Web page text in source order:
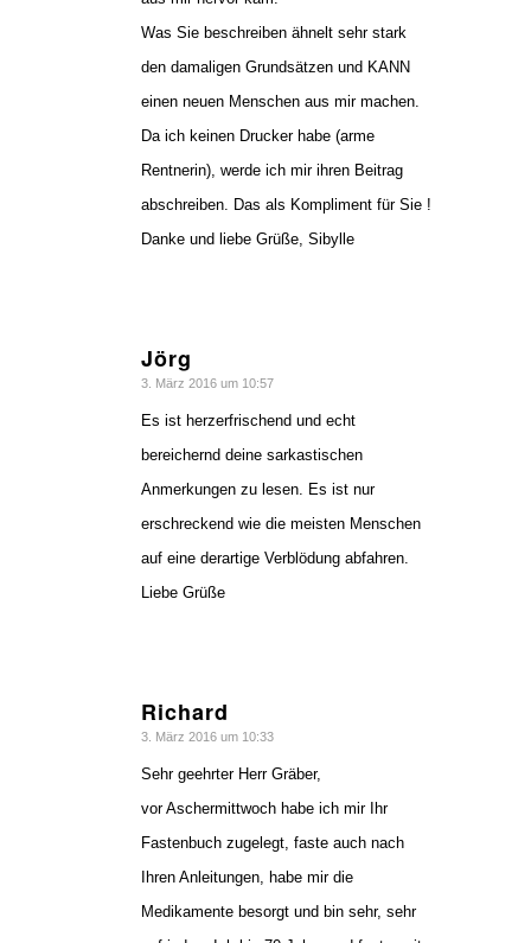
Was Sie beschreiben ähnelt sehr stark
den damaligen Grundsätzen und KANN
einen neuen Menschen aus mir machen.
Da ich keinen Drucker habe (arme
Rentnerin), werde ich mir ihren Beitrag
abschreiben. Das als Kompliment für Sie !
Danke und liebe Grüße, Sibylle
Jörg
sagte:
3. März 2016 um 10:57
Es ist herzerfrischend und echt
bereichernd deine sarkastischen
Anmerkungen zu lesen. Es ist nur
erschreckend wie die meisten Menschen
auf eine derartige Verblödung abfahren.
Liebe Grüße
Richard
sagte:
3. März 2016 um 10:33
Sehr geehrter Herr Gräber,
vor Aschermittwoch habe ich mir Ihr
Fastenbuch zugelegt, faste auch nach
Ihren Anleitungen, habe mir die
Medikamente besorgt und bin sehr, sehr